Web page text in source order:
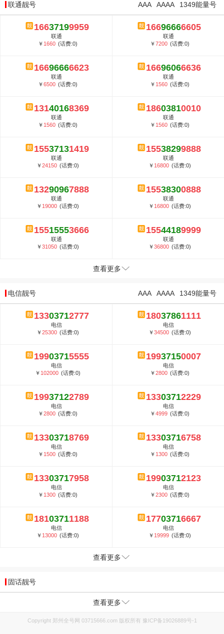
联通靓号 1349能量号
AAAA
AAA
16637199959
联通
￥ 1660 (话费:0)
16696666605
联通
￥7200 (话费:0)
16696666623
联通
￥6500 (话费:0)
16696066636
联通
￥ 1560 (话费:0)
13140168369
联通
￥ 1560 (话费:0)
18603810010
联通
￥ 1560 (话费:0)
15537131419
联通
￥24150 (话费:0)
15538299888
联通
￥ 16800 (话费:0)
13290967888
联通
￥ 19000 (话费:0)
15538300888
联通
￥ 16800 (话费:0)
15515553666
联通
￥31050 (话费:0)
15544189999
联通
￥36800 (话费:0)
查看更多
电信靓号 1349能量号
AAAA
AAA
13303712777
电信
￥25300 (话费:0)
18037861111
电信
￥34500 (话费:0)
19903715555
电信
￥ 102000 (话费:0)
19937150007
电信
￥2800 (话费:0)
19937122789
电信
￥2800 (话费:0)
13303712229
电信
￥4999 (话费:0)
13303718769
电信
￥ 1500 (话费:0)
13303716758
电信
￥ 1300 (话费:0)
13303717958
电信
￥ 1300 (话费:0)
19903712123
电信
￥2300 (话费:0)
18103711188
电信
￥ 13000 (话费:0)
17703716667
电信
￥ 19999 (话费:0)
查看更多
固话靓号
查看更多
Copyright 郑州全号网 03715666.com 版权所有 豫ICP备19026889号-1